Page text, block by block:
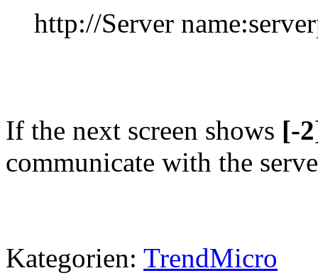
http://Server
If the next screen shows [-
communicate with the
Kategorien: TrendMicro